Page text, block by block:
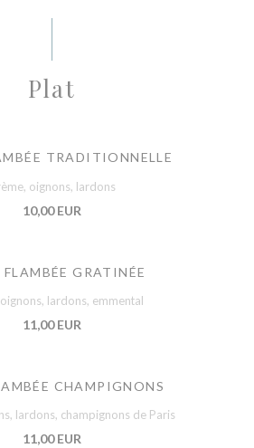
Plat
TRADITIONNELLE
oignons, lardons
10,00 EUR
FLAMBÉE GRATINÉE
lardons, emmental
11,00 EUR
CHAMPIGNONS
lardons, champignons de Paris
11,00 EUR